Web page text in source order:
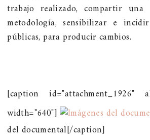
trabajo realizado, compartir
metodología, sensibilizar e
públicas, para producir cambios.
[caption id="attachment_1926"
width="640"]
del documental[/caption]